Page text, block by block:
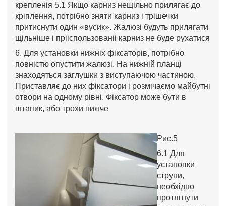
крепленія 5.1 Якщо карниз нещільно прилягає до
кріплення, потрібно зняти карниз і трішечки
притиснути один «вусик». Жалюзі будуть прилягати
щільніше і прііспользованіі карниз не буде рухатися
6. Для установки нижніх фіксаторів, потрібно
повністю опустити жалюзі. На нижній планці
знаходяться заглушки з виступаючою частиною.
Приставляє до них фіксатори і розмічаємо майбутні
отвори на одному рівні. Фіксатор може бути в
штапик, або трохи нижче
Рис.5
6.1 Для
установки
струни,
необхідно
протягнути